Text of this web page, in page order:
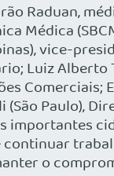
Raduan,
Médica
vice-
Luiz
Comerciais;
Paulo),
importantes
o